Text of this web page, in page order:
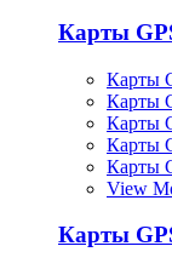
Карты
Карты
Карты
Карты
Карты
Карты
View
Карты